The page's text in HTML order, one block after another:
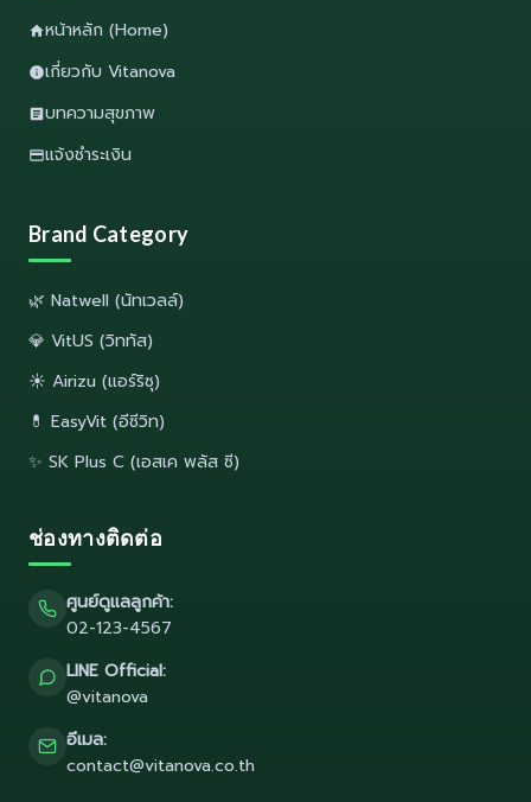
หน้าหลัก (Home)
เกี่ยวกับ Vitanova
บทความสุขภาพ
แจ้งชำระเงิน
Brand Category
🌿 Natwell (นัทเวลล์)
💎 VitUS (วิททัส)
☀️ Airizu (แอร์ริซุ)
💊 EasyVit (อีซีวิท)
✨ SK Plus C (เอสเค พลัส ซี)
ช่องทางติดต่อ
ศูนย์ดูแลลูกค้า:
02-123-4567
LINE Official:
@vitanova
อีเมล:
contact@vitanova.co.th